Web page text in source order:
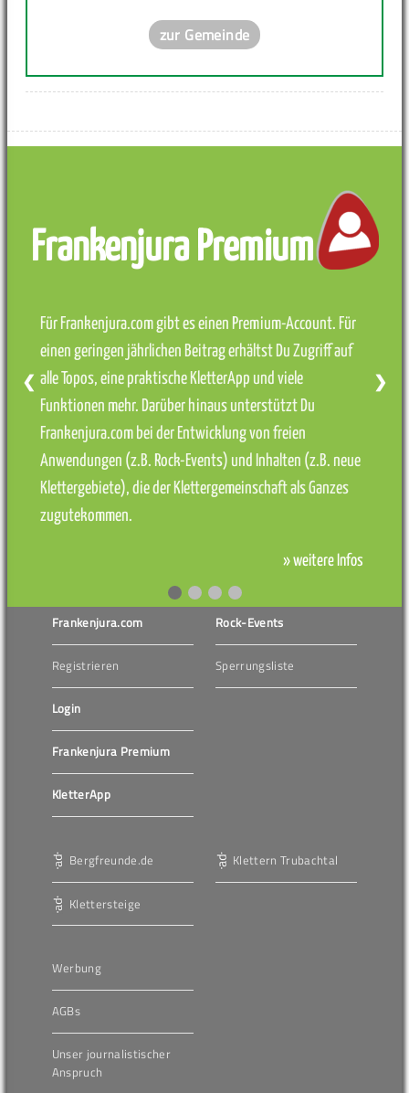
zur Gemeinde
Frankenjura Premium
Für Frankenjura.com gibt es einen Premium-Account. Für
einen geringen jährlichen Beitrag erhältst Du Zugriff auf
alle Topos, eine praktische KletterApp und viele
Funktionen mehr. Darüber hinaus unterstützt Du
Frankenjura.com bei der Entwicklung von freien
Anwendungen (z.B. Rock-Events) und Inhalten (z.B. neue
Klettergebiete), die der Klettergemeinschaft als Ganzes
zugutekommen.
» weitere Infos
❮ ❯
Frankenjura.com
Registrieren
Login
Frankenjura Premium
KletterApp
Rock-Events
Sperrungsliste
Bergfreunde.de
Klettersteige
Klettern Trubachtal
Werbung
AGBs
Unser journalistischer
Anspruch